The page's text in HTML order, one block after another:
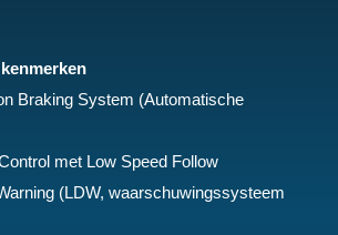
Braking System (Automatische
met Low Speed Follow
(LDW, waarschuwingssysteem